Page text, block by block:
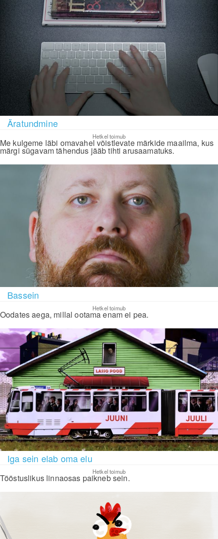
Äratundmine
Hetkel toimub
Me kulgeme läbi omavahel võistlevate märkide maailma, kus
märgi sügavam tähendus jääb tihti arusaamatuks.
Bassein
Hetkel toimub
Oodates aega, millal ootama enam ei pea.
Iga sein elab oma elu
Hetkel toimub
Tööstuslikus linnaosas paikneb sein.